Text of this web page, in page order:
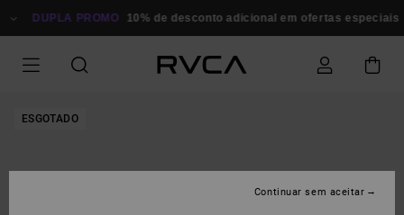
PARA DUPLA PROMO 10% de desconto adicional em ofertas especiais
ESGOTADO
Continuar sem aceitar